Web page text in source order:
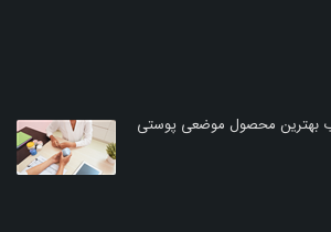
بهترین محصول موضعی پوستی